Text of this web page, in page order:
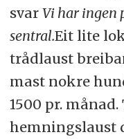
svar Vi har ingen
sentral.Eit lite
trådlaust
mast nokre
1500 pr.
hemningslaust